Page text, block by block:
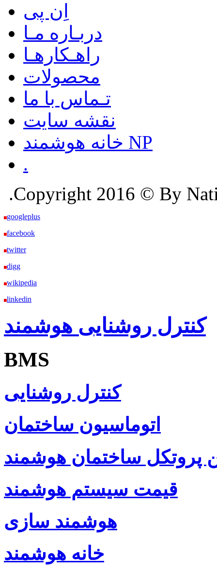
اِن پی
دربـاره مـا
راهـکارهـا
محصولات
تـماس با ما
نقشه سایت
خانه هوشمند NP
.
.Copyright 2016 © By
googleplus
facebook
twitter
digg
wikipedia
linkedin
کنترل روشنایی هوشمند
BMS
کنترل روشنایی
اتوماسیون ساختمان
پروتکل ساختمان هوشمند
قیمت سیستم هوشمند
هوشمند سازی
خانه هوشمند